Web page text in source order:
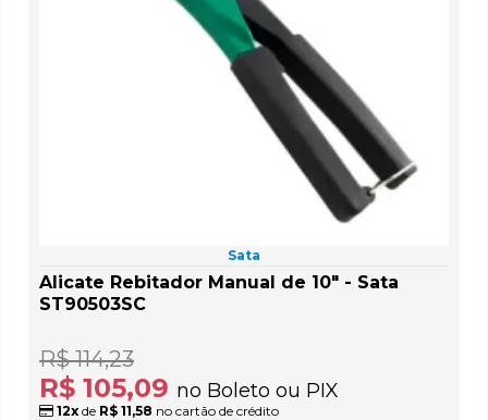
Sata
Alicate Rebitador Manual de 10" - Sata
ST90503SC
R$ 105,09 no Boleto ou PIX
R$ 114,23
12x de R$ 11,58 no cartão de crédito